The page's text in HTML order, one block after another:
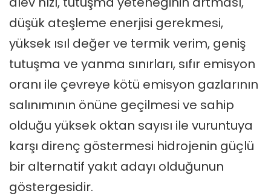
düşük ateşleme enerjisi gerekmesi,
yüksek ısıl değer ve termik verim, geniş
tutuşma ve yanma sınırları, sıfır emisyon
oranı ile çevreye kötü emisyon gazlarının
salınımının önüne geçilmesi ve sahip
olduğu yüksek oktan sayısı ile vuruntuya
karşı direnç göstermesi hidrojenin güçlü
bir alternatif yakıt adayı olduğunun
göstergesidir.